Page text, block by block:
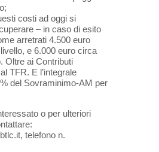
costi ad oggi si
– in caso di esito
arretrati 4.500 euro
e 6.000 euro circa
Oltre ai Contributi
TFR. E l’integrale
del Sovraminimo-AM per
o per ulteriori
telefono n.